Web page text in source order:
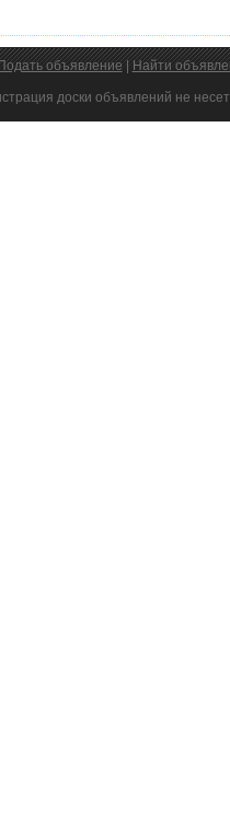
Подать объявление Найти
доски объявлений не